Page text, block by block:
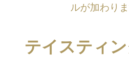
ルが加わりま
テイスティ